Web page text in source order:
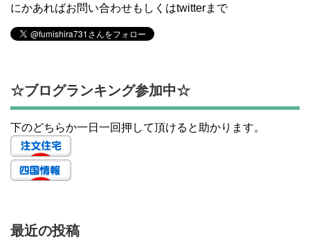
にかあればお問い合わせもしくはtwitterまで
☆ブログランキング参加中☆
下のどちらか一日一回押して頂けると助かります。
最近の投稿